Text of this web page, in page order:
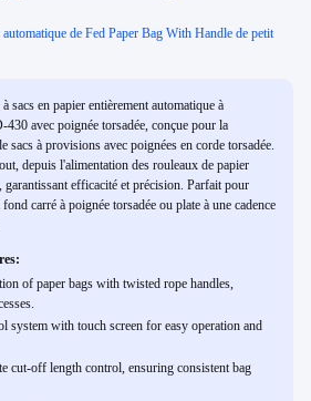
de Fed Paper Bag With Handle de petit
sacs en papier entièrement automatique à
avec poignée torsadée, conçue pour la
sacs à provisions avec poignées en corde torsadée.
depuis l'alimentation des rouleaux de papier
efficacité et précision. Parfait pour
carré à poignée torsadée ou plate à une cadence
of paper bags with twisted rope handles,
system with touch screen for easy operation and
cut-off length control, ensuring consistent bag